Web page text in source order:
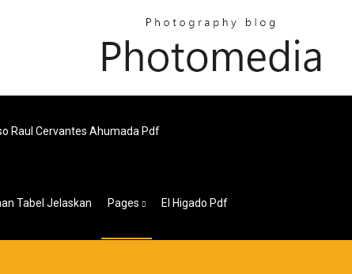
Raul Cervantes Ahumada Pdf
Tabel Jelaskan Pages El Higado Pdf